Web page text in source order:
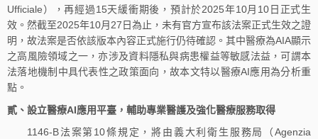
Ufficiale），再經過15天緩衝期後，預計於2025年10月10日正式生
效。然截至2025年10月27日為止，未有官方宣布該法案正式生效之證
明，故法案是否依該版本內容正式施行仍待確認。其中醫療為AIA顯示
之高風險領域之一，亦涉及資料隱私與病患權益等敏感法益，可謂本
法落地機制中具代表性之政策面向，故本文特以醫療AI應用為分析重
點。
貳、設立醫療AI應用平臺，輔助專業醫護及強化醫療服務取得
1146‑B法案第10條規定，將由義大利衛生服務局（Agenzia